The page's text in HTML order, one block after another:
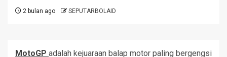
2 bulan ago SEPUTARBOLAID
MotoGP adalah kejuaraan balap motor paling bergengsi